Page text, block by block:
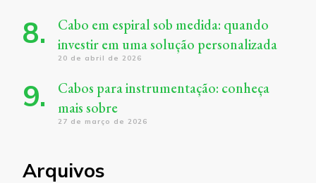
Cabo em espiral sob medida: quando
investir em uma solução personalizada
20 de abril de 2026
Cabos para instrumentação: conheça
mais sobre
27 de março de 2026
Arquivos